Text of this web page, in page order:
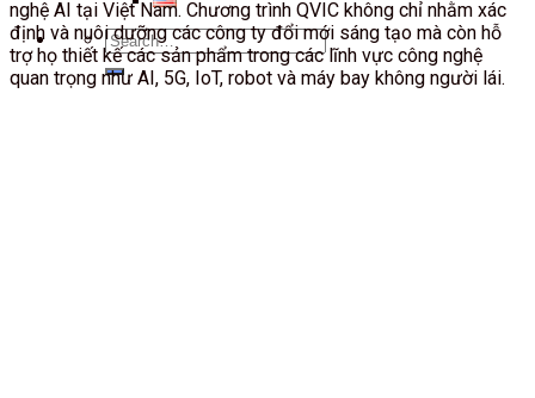
Search
for:
nghệ AI tại Việt Nam. Chương trình QVIC không chỉ nhằm xác
định và nuôi dưỡng các công ty đổi mới sáng tạo mà còn hỗ
trợ họ thiết kế các sản phẩm trong các lĩnh vực công nghệ
quan trọng như AI, 5G, IoT, robot và máy bay không người lái.